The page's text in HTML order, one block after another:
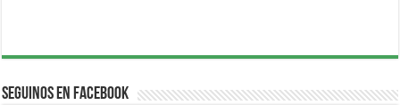
Seguinos en Facebook